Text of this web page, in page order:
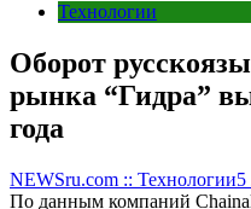
Технологии
Оборот
рынка “Гидра”
года
NEWSru.com :: Технологии5
По данным компаний